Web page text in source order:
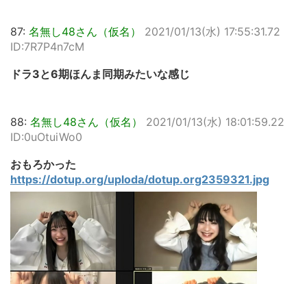
87: 名無し48さん（仮名）
2021/01/13(水) 17:55:31.72
ID:7R7P4n7cM
ドラ3と6期ほんま同期みたいな感じ
88: 名無し48さん（仮名）
2021/01/13(水) 18:01:59.22
ID:0uOtuiWo0
おもろかった
https://dotup.org/uploda/dotup.org2359321.jpg